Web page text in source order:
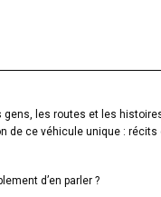
gens, les routes et les
de ce véhicule unique : récits
d’en parler ?